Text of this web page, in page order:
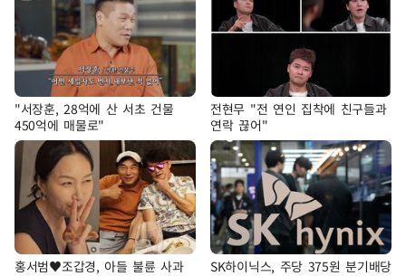
"서장훈, 28억에 산 서초 건물
450억에 매물로"
전현무 "전 연인 집착에 친구들과
연락 끊어"
홍서범♥조갑경, 아들 불륜 사과
SK하이닉스, 주당 375원 분기배당